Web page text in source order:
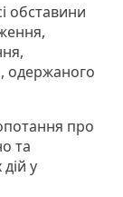
обставини
одержаного
про
та
у